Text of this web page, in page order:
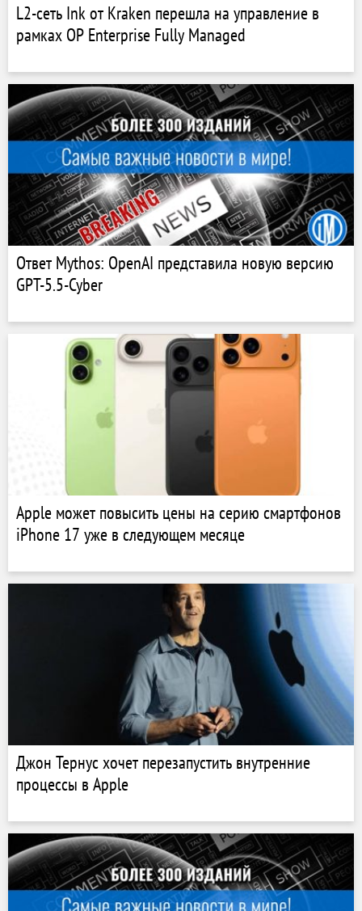
L2-сеть Ink от Kraken перешла на управление в
рамках OP Enterprise Fully Managed
Ответ Mythos: OpenAI представила новую версию
GPT-5.5-Cyber
Apple может повысить цены на серию смартфонов
iPhone 17 уже в следующем месяце
Джон Тернус хочет перезапустить внутренние
процессы в Apple